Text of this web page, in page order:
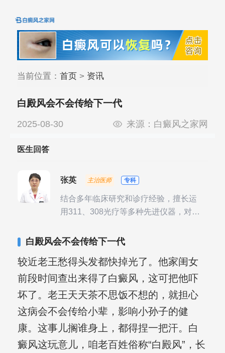
当前位置： 首页> 资讯
白殿风会不会传给下一代
2025-08-30 来源： 白癜风之家网
医生回答
张英 主治医师 专科
结合多年临床研究和诊疗经验，擅长运
用311、308光疗等多种先进仪器，对不
其对女性银屑病、顽固性银屑病、全身
验。
白殿风会不会传给下一代
较近老王愁得头发都快掉光了。他家闺女
前段时间查出来得了白癜风，这可把他吓
坏了。老王天天茶不思饭不想的，就担心
这病会不会传给小辈，影响小孙子的健
康。这事儿搁谁身上，都得捏一把汗。白
癜风这玩意儿，咱老百姓俗称“白殿风”，长